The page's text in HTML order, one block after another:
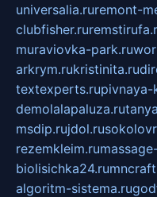
universalia.ruremont-
clubfisher.ru
muraviovka-park.ru
arkrym.rukristinita.ru
textexperts.rupivnaya-
demolalapaluza.ru
msdip.rujdol.ru
rezemkleim.ru
biolisichka24.ru
algoritm-sistema.ru